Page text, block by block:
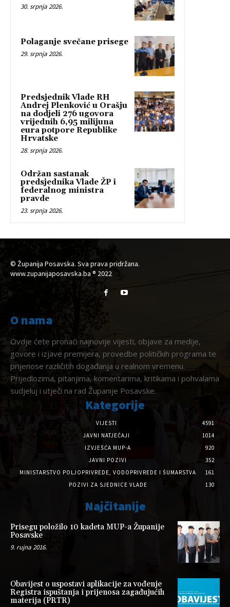
30. srpnja 2026.
Polaganje svečane prisege
29. srpnja 2026.
Predsjednik Vlade RH
Andrej Plenković u Orašju
na dodjeli 276 ugovora
vrijednih 6,95 milijuna
eura potpore Republike
Hrvatske
28. srpnja 2026.
Održan sastanak
predsjednika Vlade ŽP i
federalnog ministra
pravde
23. srpnja 2026.
© Županija Posavska. Sva prava pridržana.
www.zupanijaposavska.ba ® 2022
O nama
Ovdje ćete pronaći najnovije vijesti, objave za medije,
govore i izjave premijera, provedbe političkih programa te
prijenose različitih događanja u realnom vremenu.
Prijedlozima, pitanjima, komentarima, kritikama i pohvalama
sudjeluj i utječi na rad Županije Posavske.
Kategorije
VIJESTI
4591
JAVNI NATJEČAJI
1014
IZVJEŠĆA MUP-A
920
JAVNI POZIVI
352
MINISTARSTVO POLJOPRIVREDE, VODOPRIVREDE I ŠUMARSTVA
161
POZIVI ZA SJEDNICE VLADE
130
Najčitanije
Prisegu položilo 10 kadeta MUP-a Županije
Posavske
9. rujna 2016.
Obavijest o uspostavi aplikacije za vođenje
Registra ispuštanja i prijenosa zagađujućih
materija (PRTR)